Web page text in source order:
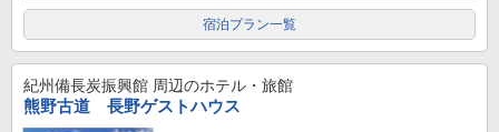
宿泊プラン一覧
紀州備長炭振興館 周辺のホテル・旅館
熊野古道 長野ゲストハウス